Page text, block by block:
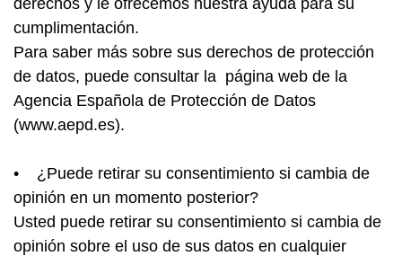
cumplimentación.
Para saber más sobre sus derechos de protección
de datos, puede consultar la página web de la
Agencia Española de Protección de Datos
(www.aepd.es).
• ¿Puede retirar su consentimiento si cambia de
opinión en un momento posterior?
Usted puede retirar su consentimiento si cambia de
opinión sobre el uso de sus datos en cualquier